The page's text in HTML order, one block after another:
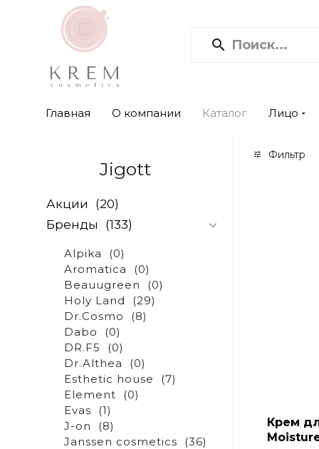
Главная О компании Каталог Лицо
Jigott
Акции
(20)
Бренды
(133)
Alpika
(0)
Aromatica
(0)
Beauugreen
(0)
Holy Land
(29)
Dr.Cosmo
(8)
Dabo
(0)
DR.F5
(0)
Dr.Althea
(0)
Esthetic house
(7)
Element
(0)
Evas
(1)
J-on
(8)
Janssen cosmetics
(36)
Фильтр
Крем